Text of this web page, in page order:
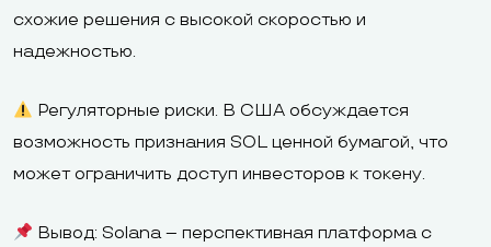
схожие решения с высокой скоростью и
надежностью.
Регуляторные риски. В США обсуждается
возможность признания SOL ценной бумагой, что
может ограничить доступ инвесторов к токену.
Вывод: Solana – перспективная платформа с